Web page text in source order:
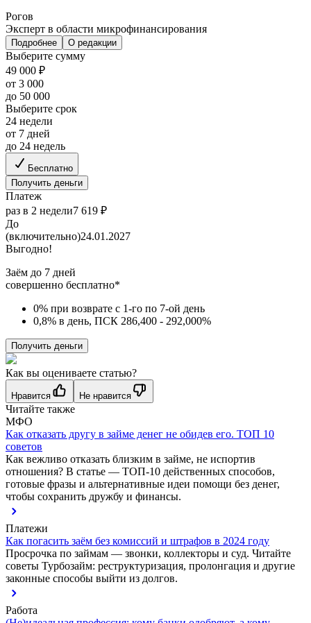
Рогов
Эксперт в области микрофинансирования
Подробнее О редакции
Выберите сумму
49 000 ₽
от 3 000
до 50 000
Выберите срок
24 недели
от 7 дней
до 24 недель
Бесплатно
Получить деньги
Платеж
раз в 2 недели7 619 ₽
До
(включительно)24.01.2027
Выгодно!
Заём до 7 дней
совершенно бесплатно*
0% при возврате с 1-го по 7-ой день
0,8% в день, ПСК 286,400 - 292,000%
Получить деньги
Как вы оцениваете статью?
Нравится Не нравится
Читайте также
МФО
Как отказать другу в займе денег не обидев его. ТОП 10
советов
Как вежливо отказать близким в займе, не испортив
отношения? В статье — ТОП-10 действенных способов,
готовые фразы и альтернативные идеи помощи без денег,
чтобы сохранить дружбу и финансы.
Платежи
Как погасить заём без комиссий и штрафов в 2024 году
Просрочка по займам — звонки, коллекторы и суд. Читайте
советы Турбозайм: реструктуризация, пролонгация и другие
законные способы выйти из долгов.
Работа